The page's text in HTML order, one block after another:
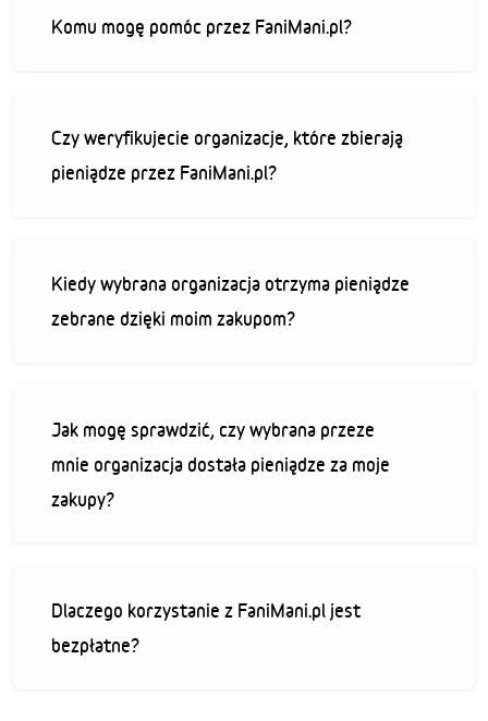
Komu mogę pomóc przez FaniMani.pl?
Czy weryfikujecie organizacje, które zbierają
pieniądze przez FaniMani.pl?
Kiedy wybrana organizacja otrzyma pieniądze
zebrane dzięki moim zakupom?
Jak mogę sprawdzić, czy wybrana przeze
mnie organizacja dostała pieniądze za moje
zakupy?
Dlaczego korzystanie z FaniMani.pl jest
bezpłatne?